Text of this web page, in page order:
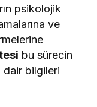
psikolojik
ve
bu sürecin
dair bilgileri